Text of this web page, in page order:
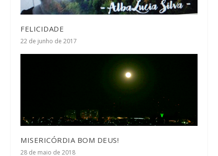
FELICIDADE
22 de junho de 2017
MISERICÓRDIA BOM DEUS!
28 de maio de 2018